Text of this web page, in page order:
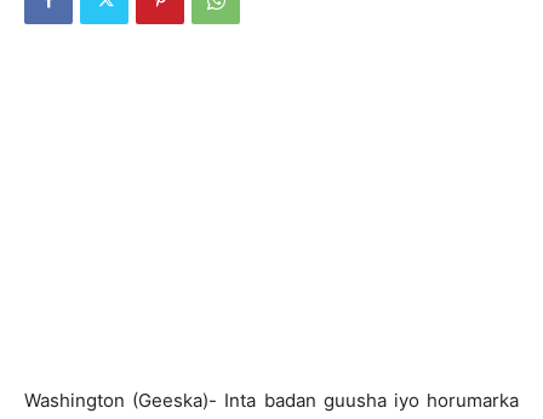
Washington (Geeska)- Inta badan guusha iyo horumarka